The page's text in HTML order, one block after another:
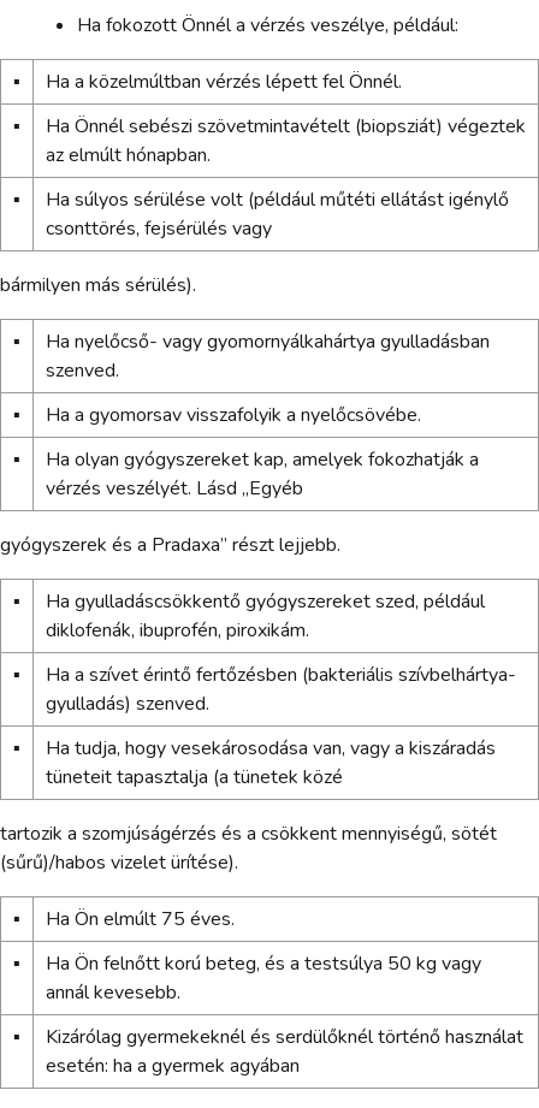
Ha fokozott Önnél a vérzés veszélye, például:
▪
Ha a közelmúltban vérzés lépett fel Önnél.
▪
Ha Önnél sebészi szövetmintavételt (biopsziát) végeztek
az elmúlt hónapban.
▪
Ha súlyos sérülése volt (például műtéti ellátást igénylő
csonttörés, fejsérülés vagy
bármilyen más sérülés).
▪
Ha nyelőcső- vagy gyomornyálkahártya gyulladásban
szenved.
▪
Ha a gyomorsav visszafolyik a nyelőcsövébe.
▪
Ha olyan gyógyszereket kap, amelyek fokozhatják a
vérzés veszélyét. Lásd „Egyéb
gyógyszerek és a Pradaxa” részt lejjebb.
▪
Ha gyulladáscsökkentő gyógyszereket szed, például
diklofenák, ibuprofén, piroxikám.
▪
Ha a szívet érintő fertőzésben (bakteriális szívbelhártya-
gyulladás) szenved.
▪
Ha tudja, hogy vesekárosodása van, vagy a kiszáradás
tüneteit tapasztalja (a tünetek közé
tartozik a szomjúságérzés és a csökkent mennyiségű, sötét
(sűrű)/habos vizelet ürítése).
▪
Ha Ön elmúlt 75 éves.
▪
Ha Ön felnőtt korú beteg, és a testsúlya 50 kg vagy
annál kevesebb.
▪
Kizárólag gyermekeknél és serdülőknél történő használat
esetén: ha a gyermek agyában